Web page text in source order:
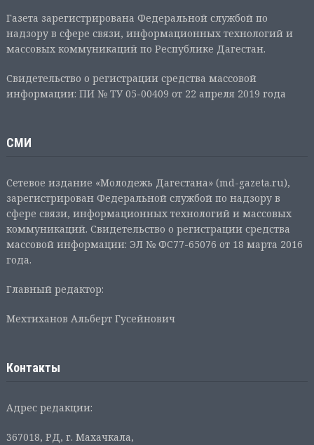
Газета зарегистрирована Федеральной службой по
надзору в сфере связи, информационных технологий и
массовых коммуникаций по Республике Дагестан.
Свидетельство о регистрации средства массовой
информации: ПИ № ТУ 05-00409 от 22 апреля 2019 года
СМИ
Сетевое издание «Молодежь Дагестана» (md-gazeta.ru),
зарегистрирован Федеральной службой по надзору в
сфере связи, информационных технологий и массовых
коммуникаций. Свидетельство о регистрации средства
массовой информации: ЭЛ № ФС77-65076 от 18 марта 2016
года.
Главный редактор:
Мехтиханов Альберт Гусейнович
Контакты
Адрес редакции:
367018, РД, г. Махачкала,